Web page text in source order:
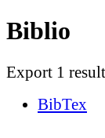
Biblio
Export 1
BibTex